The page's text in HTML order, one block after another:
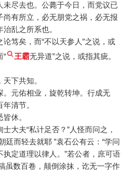
尽去也。公薨于今日，而党议已
有所立，必无朋党之祸，必无报
乱之所系也。
笃矣，而“不以天参人”之说，或
“
王霸无异道”之说，或指其疵。
下共知。
元佑相业，旋乾转坤。行成无
清节。
休。
大夫“私计足否？”人怪而问之，
廷而轻去就耶 ”袁石公有云：“学问
定道理以律人。”若公者，庶可语
虽数百卷，颠倒涂抹，讫无一字作